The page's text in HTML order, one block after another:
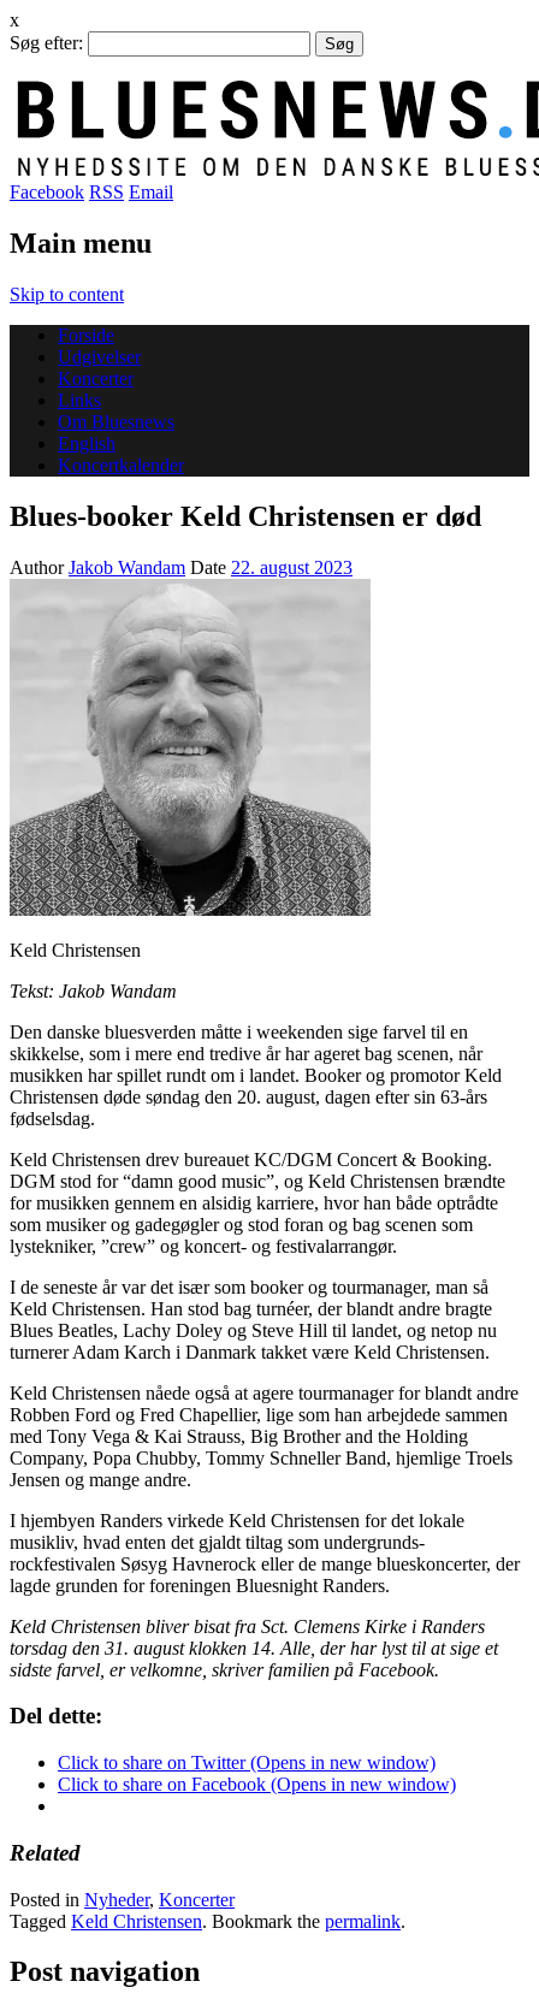
x
Søg efter:
Facebook RSS Email
Main menu
Skip to content
Forside
Udgivelser
Koncerter
Links
Om Bluesnews
English
Koncertkalender
Blues-booker Keld Christensen er død
AuthorJakob Wandam Date 22. august 2023
Keld Christensen
Tekst: Jakob Wandam
Den danske bluesverden måtte i weekenden sige farvel til en
skikkelse, som i mere end tredive år har ageret bag scenen, når
musikken har spillet rundt om i landet. Booker og promotor Keld
Christensen døde søndag den 20. august, dagen efter sin 63-års
fødselsdag.
Keld Christensen drev bureauet KC/DGM Concert & Booking.
DGM stod for “damn good music”, og Keld Christensen brændte
for musikken gennem en alsidig karriere, hvor han både optrådte
som musiker og gadegøgler og stod foran og bag scenen som
lystekniker, ”crew” og koncert- og festivalarrangør.
I de seneste år var det især som booker og tourmanager, man så
Keld Christensen. Han stod bag turnéer, der blandt andre bragte
Blues Beatles, Lachy Doley og Steve Hill til landet, og netop nu
turnerer Adam Karch i Danmark takket være Keld Christensen.
Keld Christensen nåede også at agere tourmanager for blandt andre
Robben Ford og Fred Chapellier, lige som han arbejdede sammen
med Tony Vega & Kai Strauss, Big Brother and the Holding
Company, Popa Chubby, Tommy Schneller Band, hjemlige Troels
Jensen og mange andre.
I hjembyen Randers virkede Keld Christensen for det lokale
musikliv, hvad enten det gjaldt tiltag som undergrunds-
rockfestivalen Søsyg Havnerock eller de mange blueskoncerter, der
lagde grunden for foreningen Bluesnight Randers.
Keld Christensen bliver bisat fra Sct. Clemens Kirke i Randers
torsdag den 31. august klokken 14. Alle, der har lyst til at sige et
sidste farvel, er velkomne, skriver familien på Facebook.
Del dette:
Click to share on Twitter (Opens in new window)
Click to share on Facebook (Opens in new window)
Related
Posted in Nyheder, Koncerter
Tagged Keld Christensen. Bookmark the permalink.
Post navigation